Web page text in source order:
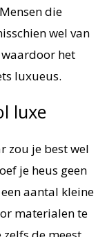
die
wel van
het
luxueus.
luxe
zou je best wel
je heus geen
aantal kleine
materialen te